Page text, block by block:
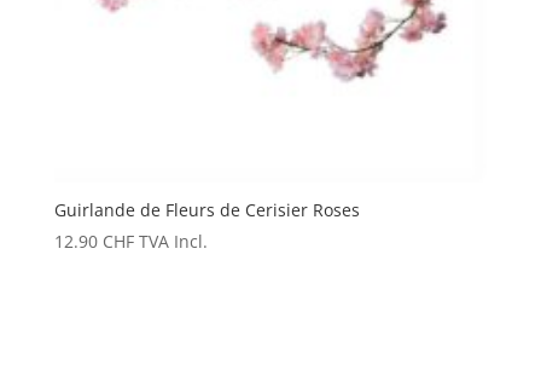
Guirlande de Fleurs de Cerisier Roses
12.90 CHF TVA Incl.